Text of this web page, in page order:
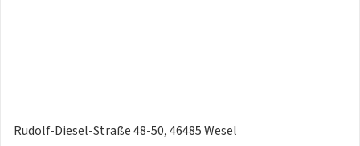
Rudolf-Diesel-Straße 48-50, 46485 Wesel